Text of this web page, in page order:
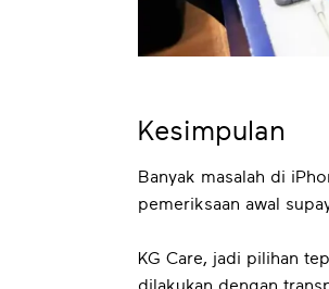
Kesimpulan
Banyak masalah di
pemeriksaan awal
KG Care, jadi pilihan